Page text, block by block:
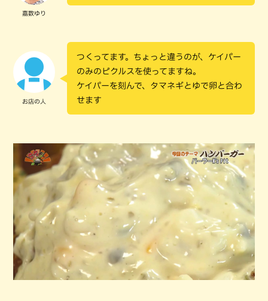
嘉数ゆり
お店の人
つくってます。ちょっと違うのが、ケイパー
のみのピクルスを使ってますね。
ケイパーを刻んで、タマネギとゆで卵と合わ
せます